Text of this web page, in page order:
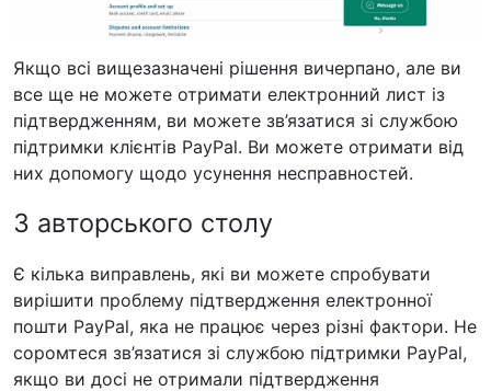
Якщо всі вищезазначені рішення вичерпано, але ви
все ще не можете отримати електронний лист із
підтвердженням, ви можете зв’язатися зі службою
підтримки клієнтів PayPal. Ви можете отримати від
них допомогу щодо усунення несправностей.
З авторського столу
Є кілька виправлень, які ви можете спробувати
вирішити проблему підтвердження електронної
пошти PayPal, яка не працює через різні фактори. Не
соромтеся зв’язатися зі службою підтримки PayPal,
якщо ви досі не отримали підтвердження